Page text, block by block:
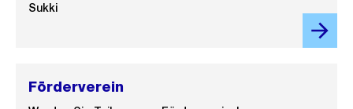
Sukki
Förderverein